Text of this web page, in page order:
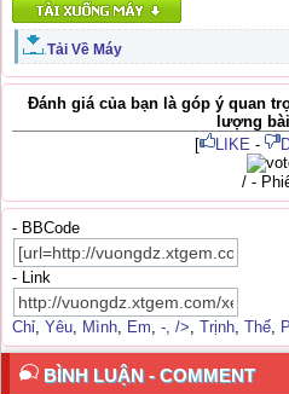
.Tải Về Máy
Đánh giá của bạn là góp ý quan
lượng
[
LIKE -
/ -
- BBCode
- Link
Chỉ, Yêu, Mình, Em, -, />, Trịnh, Thế,
BÌNH LUẬN - COMMENT